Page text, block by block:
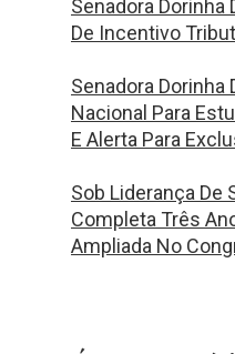
Senadora
De Incentivo
Senadora Dorinha
Nacional Para
E Alerta Para
Sob Liderança De
Completa Três
Ampliada No